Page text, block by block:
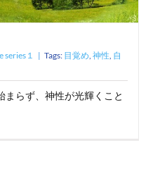
series１ | Tags: 目覚め, 神性, 自
らず、神性が光輝くこと